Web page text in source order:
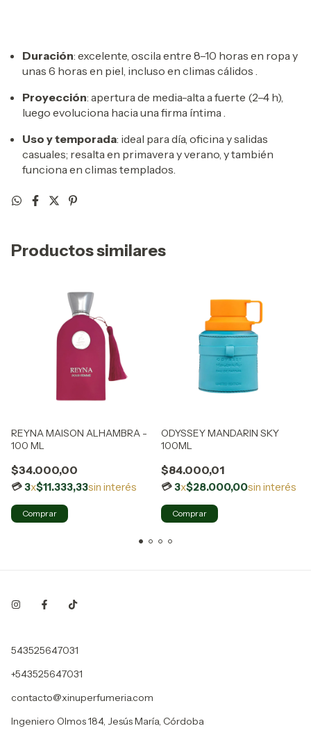
Duración: excelente, oscila entre 8–10 horas en ropa y
unas 6 horas en piel, incluso en climas cálidos .
Proyección: apertura de media-alta a fuerte (2–4 h),
luego evoluciona hacia una firma íntima.
Uso y temporada: ideal para día, oficina y salidas
casuales; resalta en primavera y verano, y también
funciona en climas templados.
Productos similares
REYNA MAISON ALHAMBRA -
100 ML
$34.000,00
3x$11.333,33sin interés
ODYSSEY MANDARIN SKY
100ML
$84.000,01
3x$28.000,00sin interés
543525647031
+543525647031
contacto@xinuperfumeria.com
Ingeniero Olmos 184, Jesús María, Córdoba